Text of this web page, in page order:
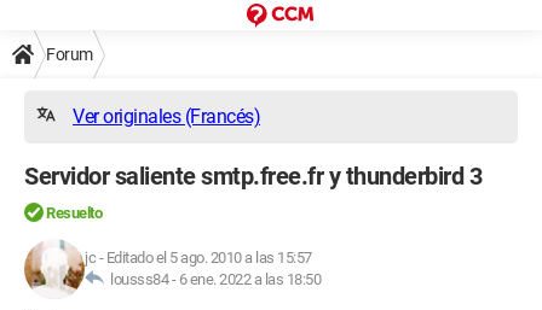
Forum
Ver originales (Francés)
Servidor saliente smtp.free.fr y thunderbird 3
Resuelto
jc - Editado el 5 ago. 2010 a las 15:57
lousss84 - 6 ene. 2022 a las 18:50